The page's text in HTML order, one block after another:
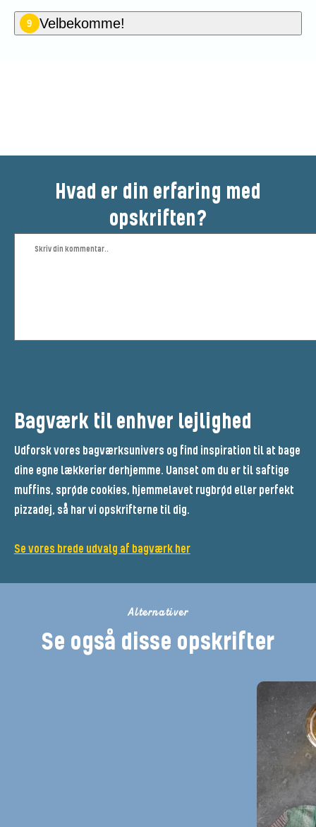
9 Velbekomme!
Hvad er din erfaring med
opskriften?
Bagværk til enhver lejlighed
Udforsk vores bagværksunivers og find inspiration til at bage
dine egne lækkerier derhjemme. Uanset om du er til saftige
muffins, sprøde cookies, hjemmelavet rugbrød eller perfekt
pizzadej, så har vi opskrifterne til dig.
Se vores brede udvalg af bagværk her
Alternativer
Se også disse opskrifter